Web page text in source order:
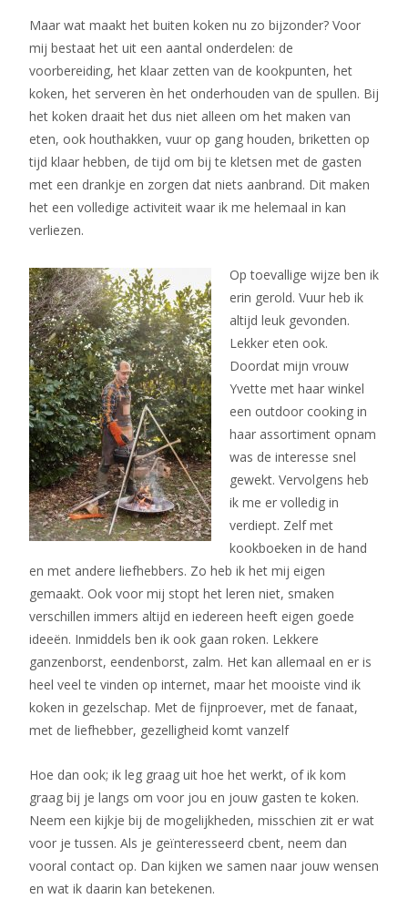
Maar wat maakt het buiten koken nu zo bijzonder? Voor
mij bestaat het uit een aantal onderdelen: de
voorbereiding, het klaar zetten van de kookpunten, het
koken, het serveren èn het onderhouden van de spullen. Bij
het koken draait het dus niet alleen om het maken van
eten, ook houthakken, vuur op gang houden, briketten op
tijd klaar hebben, de tijd om bij te kletsen met de gasten
met een drankje en zorgen dat niets aanbrand. Dit maken
het een volledige activiteit waar ik me helemaal in kan
verliezen.
Op toevallige wijze ben ik
erin gerold. Vuur heb ik
altijd leuk gevonden.
Lekker eten ook.
Doordat mijn vrouw
Yvette met haar winkel
een outdoor cooking in
haar assortiment opnam
was de interesse snel
gewekt. Vervolgens heb
ik me er volledig in
verdiept. Zelf met
kookboeken in de hand
en met andere liefhebbers. Zo heb ik het mij eigen
gemaakt. Ook voor mij stopt het leren niet, smaken
verschillen immers altijd en iedereen heeft eigen goede
ideeën. Inmiddels ben ik ook gaan roken. Lekkere
ganzenborst, eendenborst, zalm. Het kan allemaal en er is
heel veel te vinden op internet, maar het mooiste vind ik
koken in gezelschap. Met de fijnproever, met de fanaat,
met de liefhebber, gezelligheid komt vanzelf
Hoe dan ook; ik leg graag uit hoe het werkt, of ik kom
graag bij je langs om voor jou en jouw gasten te koken.
Neem een kijkje bij de mogelijkheden, misschien zit er wat
voor je tussen. Als je geïnteresseerd cbent, neem dan
vooral contact op. Dan kijken we samen naar jouw wensen
en wat ik daarin kan betekenen.